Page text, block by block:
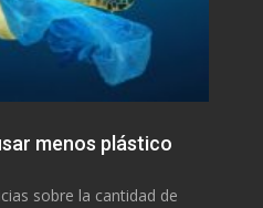
menos plástico
sobre la cantidad de